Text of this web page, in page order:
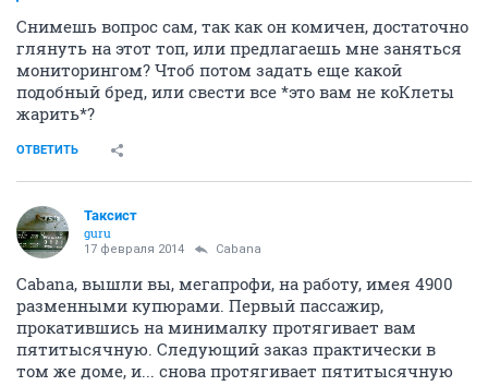
Снимешь вопрос сам, так как он комичен, достаточно
глянуть на этот топ, или предлагаешь мне заняться
мониторингом? Чтоб потом задать еще какой
подобный бред, или свести все *это вам не коКлеты
жарить*?
ОТВЕТИТЬ
Таксист
guru
17 февраля 2014 Cabana
Cabana, вышли вы, мегапрофи, на работу, имея 4900
разменными купюрами. Первый пассажир,
прокатившись на минималку протягивает вам
пятитысячную. Следующий заказ практически в
том же доме, и... снова протягивает пятитысячную